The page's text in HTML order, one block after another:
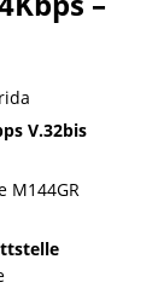
V.32bis
M144GR